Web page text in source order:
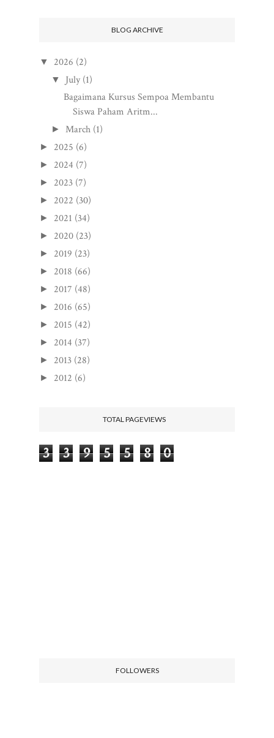
BLOG ARCHIVE
▼ 2026 (2)
▼ July (1)
Bagaimana Kursus Sempoa Membantu
Siswa Paham Aritm...
► March (1)
► 2025 (6)
► 2024 (7)
► 2023 (7)
► 2022 (30)
► 2021 (34)
► 2020 (23)
► 2019 (23)
► 2018 (66)
► 2017 (48)
► 2016 (65)
► 2015 (42)
► 2014 (37)
► 2013 (28)
► 2012 (6)
TOTAL PAGEVIEWS
3 3 9 5 5 8 0
FOLLOWERS